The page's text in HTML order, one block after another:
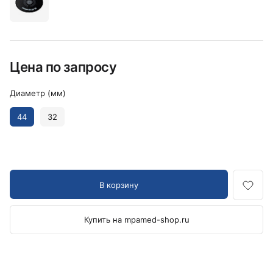
Цена по запросу
Диаметр (мм)
44 32
В корзину
Купить на mpamed-shop.ru